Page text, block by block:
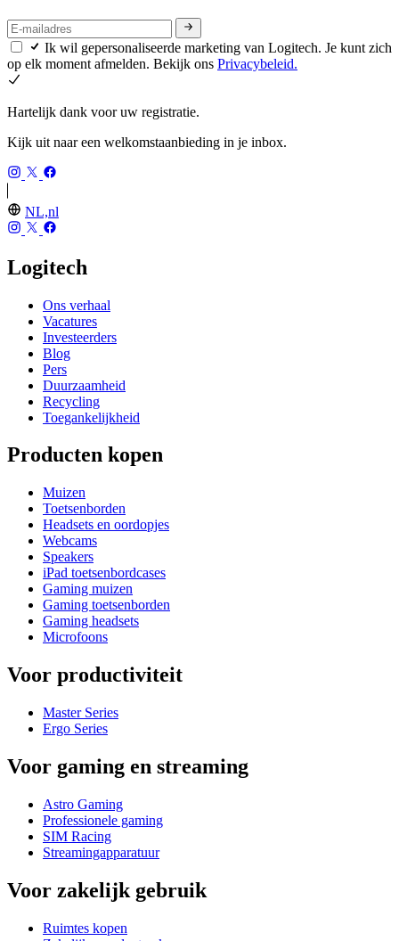
Ik wil gepersonaliseerde marketing van Logitech. Je kunt zich
op elk moment afmelden. Bekijk ons Privacybeleid.
Hartelijk dank voor uw registratie.
Kijk uit naar een welkomstaanbieding in je inbox.
NL,nl
Logitech
Ons verhaal
Vacatures
Investeerders
Blog
Pers
Duurzaamheid
Recycling
Toegankelijkheid
Producten kopen
Muizen
Toetsenborden
Headsets en oordopjes
Webcams
Speakers
iPad toetsenbordcases
Gaming muizen
Gaming toetsenborden
Gaming headsets
Microfoons
Voor productiviteit
Master Series
Ergo Series
Voor gaming en streaming
Astro Gaming
Professionele gaming
SIM Racing
Streamingapparatuur
Voor zakelijk gebruik
Ruimtes kopen